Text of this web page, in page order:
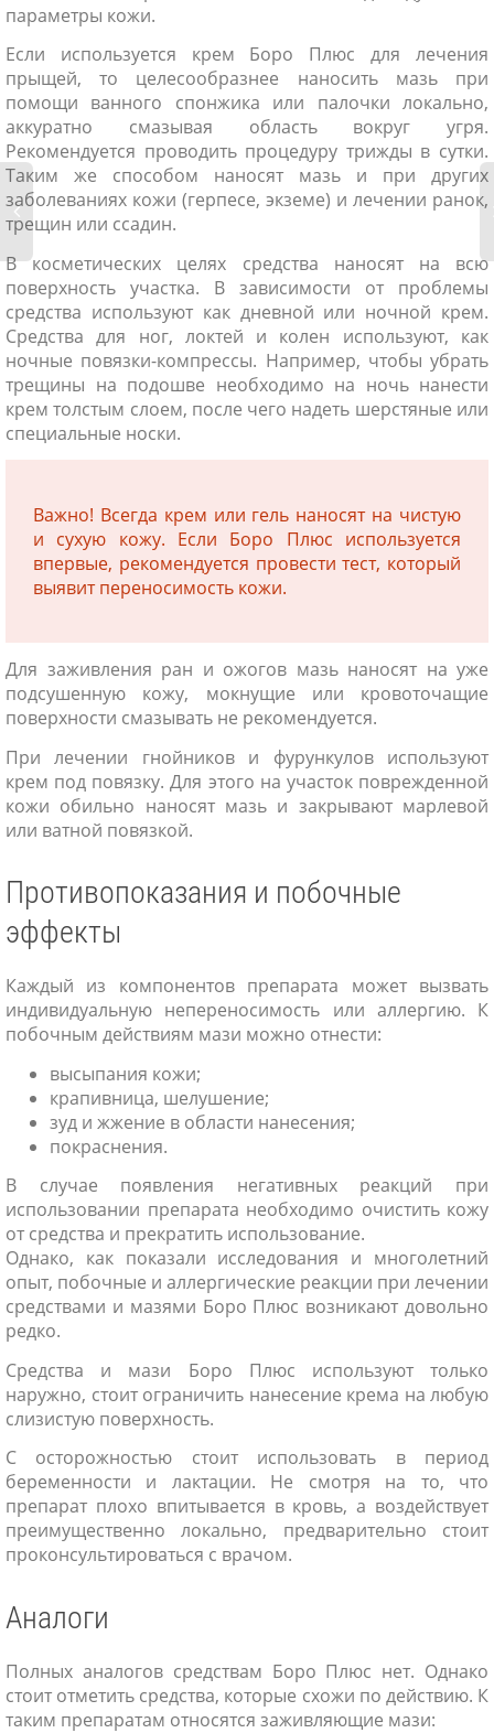
параметры кожи.
Если используется крем Боро Плюс для лечения
прыщей, то целесообразнее наносить мазь при
помощи ванного спонжика или палочки локально,
аккуратно смазывая область вокруг угря.
Рекомендуется проводить процедуру трижды в сутки.
Таким же способом наносят мазь и при других
заболеваниях кожи (герпесе, экземе) и лечении ранок,
трещин или ссадин.
В косметических целях средства наносят на всю
поверхность участка. В зависимости от проблемы
средства используют как дневной или ночной крем.
Средства для ног, локтей и колен используют, как
ночные повязки-компрессы. Например, чтобы убрать
трещины на подошве необходимо на ночь нанести
крем толстым слоем, после чего надеть шерстяные или
специальные носки.
Важно! Всегда крем или гель наносят на чистую
и сухую кожу. Если Боро Плюс используется
впервые, рекомендуется провести тест, который
выявит переносимость кожи.
Для заживления ран и ожогов мазь наносят на уже
подсушенную кожу, мокнущие или кровоточащие
поверхности смазывать не рекомендуется.
При лечении гнойников и фурункулов используют
крем под повязку. Для этого на участок поврежденной
кожи обильно наносят мазь и закрывают марлевой
или ватной повязкой.
Противопоказания и побочные
эффекты
Каждый из компонентов препарата может вызвать
индивидуальную непереносимость или аллергию. К
побочным действиям мази можно отнести:
высыпания кожи;
крапивница, шелушение;
зуд и жжение в области нанесения;
покраснения.
В случае появления негативных реакций при
использовании препарата необходимо очистить кожу
от средства и прекратить использование.
Однако, как показали исследования и многолетний
опыт, побочные и аллергические реакции при лечении
средствами и мазями Боро Плюс возникают довольно
редко.
Средства и мази Боро Плюс используют только
наружно, стоит ограничить нанесение крема на любую
слизистую поверхность.
С осторожностью стоит использовать в период
беременности и лактации. Не смотря на то, что
препарат плохо впитывается в кровь, а воздействует
преимущественно локально, предварительно стоит
проконсультироваться с врачом.
Аналоги
Полных аналогов средствам Боро Плюс нет. Однако
стоит отметить средства, которые схожи по действию. К
таким препаратам относятся заживляющие мази: